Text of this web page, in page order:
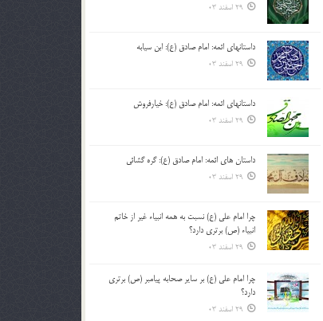
29 اسفند 03
داستانهای ائمه: امام صادق (ع): ابن سیابه
29 اسفند 03
داستانهای ائمه: امام صادق (ع): خیارفروش
29 اسفند 03
داستان های ائمه: امام صادق (ع): گره گشائی
29 اسفند 03
چرا امام علی (ع) نسبت به همه انبیاء غیر از خاتم
انبیاء (ص) برتری دارد؟
29 اسفند 03
چرا امام علی (ع) بر سایر صحابه پیامبر (ص) برتری
دارد؟
29 اسفند 03